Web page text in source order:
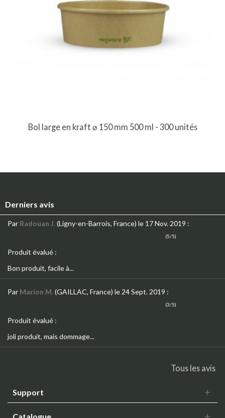
Bol large en kraft ⌀ 150 mm 500 ml - 300 unités
Derniers avis
Par Radouan J.(Ligny-en-Barrois, France) le 17 Nov. 2019 :
(5/5)
Produit évalué :
Bon produit, facile à...
Par Marion M.(GAILLAC, France) le 24 Sept. 2019 :
(3/5)
Produit évalué :
joli produit, mais dommage...
Tous les avis
Support